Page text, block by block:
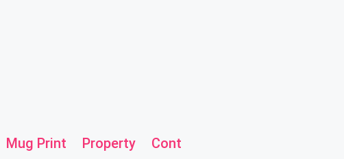
Mug Print Property Contact us